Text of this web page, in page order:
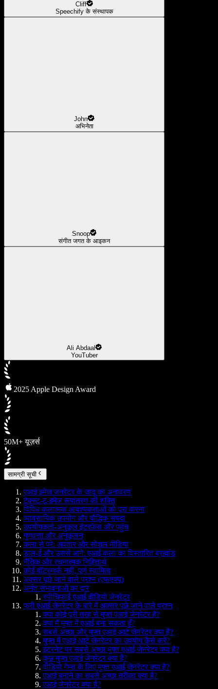
Cliff
Speechify के संस्थापक
John
अभिनेता
Snoop
संगीत जगत के आइकन
Ali Abdaal
YouTuber
2025 Apple Design Award
50M+ यूज़र्स
सामग्री सूची
एआई इमेज जनरेटर के जादू का अनावरण
टेक्स्ट-टू-इमेज रूपांतरण की शक्ति
विविध कलात्मक आवश्यकताओं को पूरा करना
व्यावसायिक उपयोग और बौद्धिक संपदा
उपयोगकर्ता-अनुकूल इंटरफ़ेस और पहुंच
गुणवत्ता और अनुकूलन
कला से परे: अवतार और सोशल मीडिया
डाल-ई और उससे आगे: एआई कला का विस्तारित ब्रह्मांड
नैतिक और रचनात्मक निहितार्थ
कोई वॉटरमार्क नहीं, पूर्ण स्वामित्व
अक्सर पूछे जाने वाले प्रश्न (एफएक्यू)
अनंत संभावनाओं का द्वार
स्पीचिफाई एआई वीडियो जेनरेटर
फ्री एआई जेनरेटर के बारे में अक्सर पूछे जाने वाले प्रश्न
क्या कोई पूरी तरह से मुफ्त एआई जेनरेटर है?
क्या मैं मुफ्त में एआई बना सकता हूँ?
सबसे अच्छा और मुफ्त एआई आर्ट जेनरेटर क्या है?
मुफ्त में एआई आर्ट जेनरेटर का उपयोग कैसे करें?
इंटरनेट पर सबसे अच्छा मुफ्त एआई जेनरेटर क्या है?
कुछ मुफ्त एआई जेनरेटर क्या हैं?
वीडियो गेम्स के लिए मुफ्त एआई जेनरेटर क्या है?
एआई बनाने का सबसे अच्छा तरीका क्या है?
एआई जेनरेटर क्या है?